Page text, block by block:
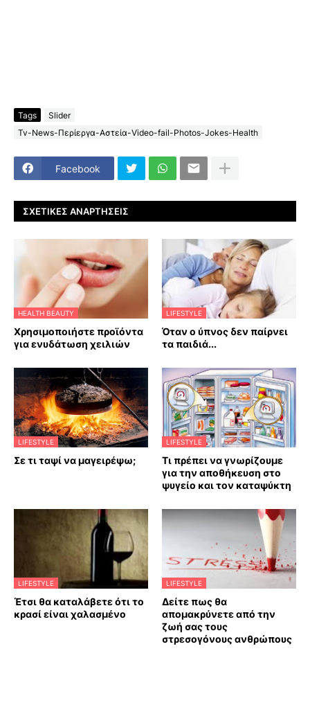
Tags
Slider
Tv-News-Περίεργα-Αστεία-Video-fail-Photos-Jokes-Health
Facebook
ΣΧΕΤΙΚΈΣ ΑΝΑΡΤΉΣΕΙΣ
HEALTH BEAUTY
Χρησιμοποιήστε προϊόντα
για ενυδάτωση χειλιών
LIFESTYLE
Όταν ο ύπνος δεν παίρνει
τα παιδιά...
LIFESTYLE
Σε τι ταψί να μαγειρέψω;
LIFESTYLE
Τι πρέπει να γνωρίζουμε
για την αποθήκευση στο
ψυγείο και τον καταψύκτη
LIFESTYLE
Έτσι θα καταλάβετε ότι το
κρασί είναι χαλασμένο
LIFESTYLE
Δείτε πως θα
απομακρύνετε από την
ζωή σας τους
στρεσογόνους ανθρώπους